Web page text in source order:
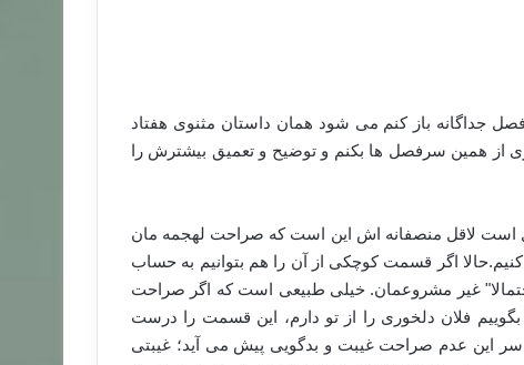
جداگانه باز کنم می شود همان داستان مثنوی هفتاد
از همین سرفصل ها بکنم و توضیح و تعمیق بیشترش را
است لاقل منصفانه اش این است که صراحت لهجمه مان
اگر قسمت کوچکی از آن را هم بتوانیم به حساب
غیر مشروعمان. خیلی طبیعی است که اگر صراحت
فلان دلخوری را از تو دارم، این قسمت را درست
این عدم صراحت غیبت و بدگویی پیش می آید؛ غیبتی